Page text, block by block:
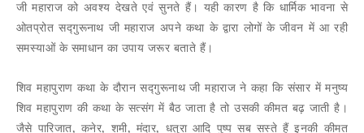
जी महाराज को अवश्य देखते एवं सुनते हैं। यही कारण है कि धार्मिक भावना से
ओतप्रोत सद्गुरूनाथ जी महाराज अपने कथा के द्वारा लोगों के जीवन में आ रही
समस्याओं के समाधान का उपाय जरूर बताते हैं।
शिव महापुराण कथा के दौरान सद्गुरूनाथ जी महाराज ने कहा कि संसार में मनुष्य
शिव महापुराण की कथा के सत्संग में बैठ जाता है तो उसकी कीमत बढ़ जाती है।
जैसे पारिजात, कनेर, शमी, मंदार, धतुरा आदि पुष्प सब सस्ते हैं इनकी कीमत